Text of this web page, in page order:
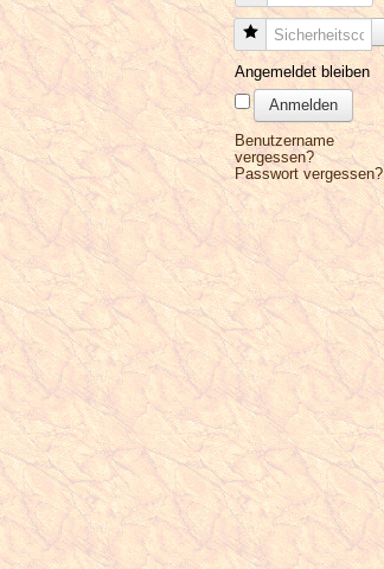
Sicherheitscode
Angemeldet bleiben
Anmelden
Benutzername
vergessen?
Passwort vergessen?